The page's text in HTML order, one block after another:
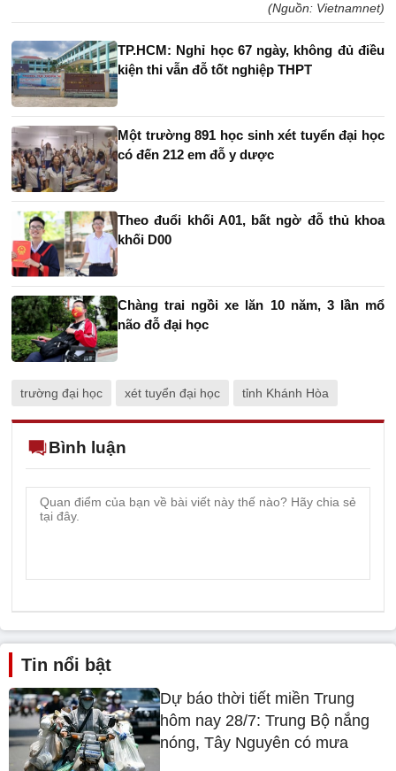
(Nguồn: Vietnamnet)
TP.HCM: Nghỉ học 67 ngày, không đủ điều
kiện thi vẫn đỗ tốt nghiệp THPT
Một trường 891 học sinh xét tuyển đại học
có đến 212 em đỗ y dược
Theo đuổi khối A01, bất ngờ đỗ thủ khoa
khối D00
Chàng trai ngồi xe lăn 10 năm, 3 lần mổ
não đỗ đại học
trường đại học xét tuyển đại học tỉnh Khánh Hòa
Bình luận
Tin nổi bật
Dự báo thời tiết miền Trung
hôm nay 28/7: Trung Bộ nắng
nóng, Tây Nguyên có mưa